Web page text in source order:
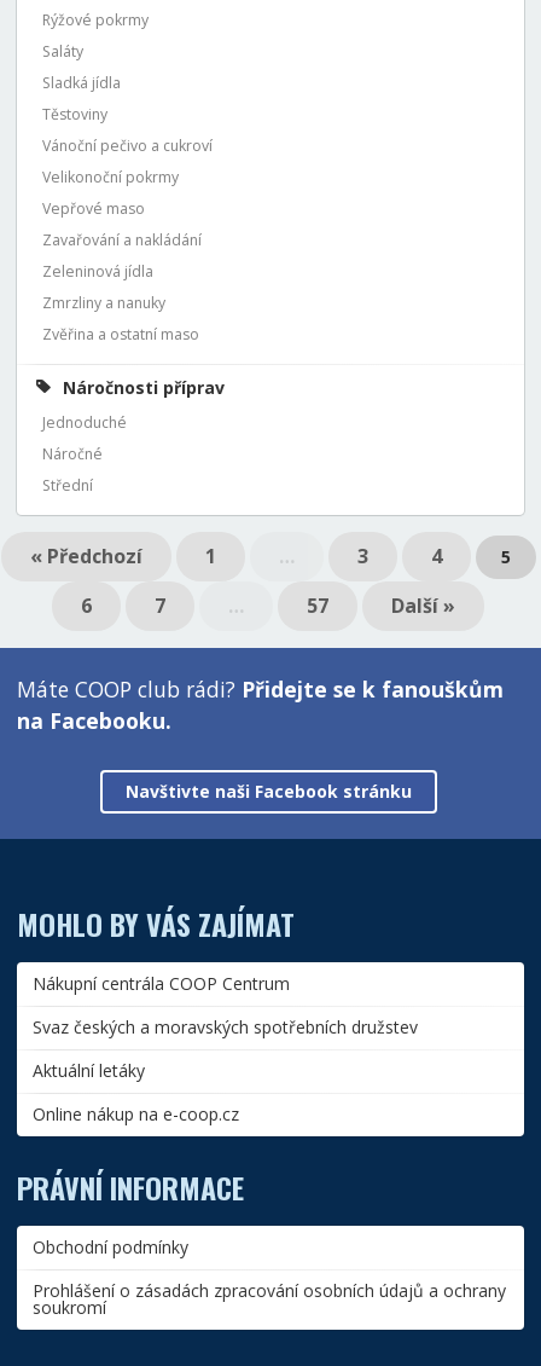
Rýžové pokrmy
Saláty
Sladká jídla
Těstoviny
Vánoční pečivo a cukroví
Velikonoční pokrmy
Vepřové maso
Zavařování a nakládání
Zeleninová jídla
Zmrzliny a nanuky
Zvěřina a ostatní maso
Náročnosti příprav
Jednoduché
Náročné
Střední
« Předchozí 1 … 3 4 5
6 7 … 57 Další »
Máte COOP club rádi? Přidejte se k fanouškům
na Facebooku.
Navštivte naši Facebook stránku
MOHLO BY VÁS ZAJÍMAT
Nákupní centrála COOP Centrum
Svaz českých a moravských spotřebních družstev
Aktuální letáky
Online nákup na e-coop.cz
PRÁVNÍ INFORMACE
Obchodní podmínky
Prohlášení o zásadách zpracování osobních údajů a ochrany
soukromí